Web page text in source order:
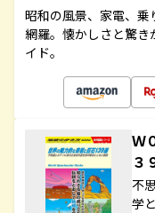
昭和の風景、家電、
網羅。懐かしさと驚
イド。
Ｗ
３
不
学